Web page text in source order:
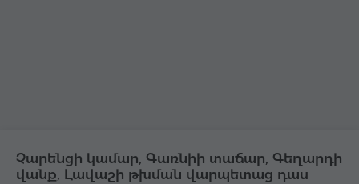
Չարենցի կամար, Գառնիի տաճար, Գեղարդի
վանք, Լավաշի թխման վարպետաց դաս